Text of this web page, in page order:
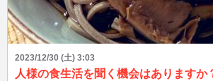
2023/12/30 (土) 3:03
人様の食生活を聞く機会はありますか